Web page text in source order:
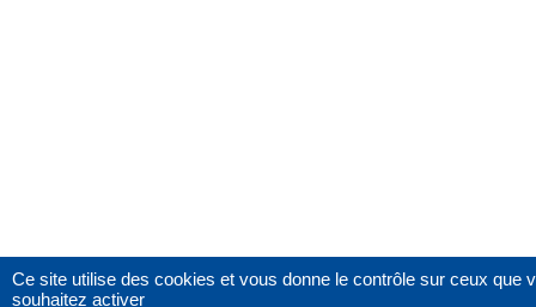
Ce site utilise des cookies et vous donne le contrôle sur ceux que
souhaitez activer